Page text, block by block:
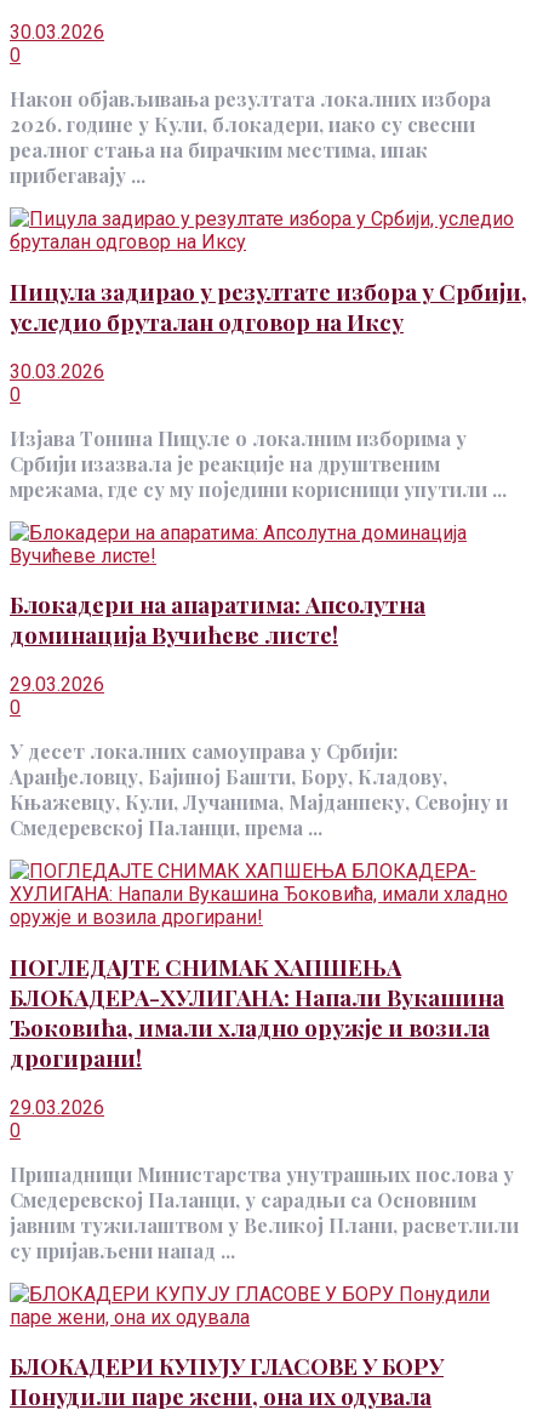
30.03.2026
0
Након објављивања резултата локалних избора
2026. године у Кули, блокадери, иако су свесни
реалног стања на бирачким местима, ипак
прибегавају ...
Пицула задирао у резултате избора у Србији,
уследио бруталан одговор на Иксу
30.03.2026
0
Изјава Тонина Пицуле о локалним изборима у
Србији изазвала је реакције на друштвеним
мрежама, где су му поједини корисници упутили ...
Блокадери на апаратима: Апсолутна
доминација Вучићеве листе!
29.03.2026
0
У десет локалних самоуправа у Србији:
Аранђеловцу, Бајиној Башти, Бору, Кладову,
Књажевцу, Кули, Лучанима, Мајданпеку, Севојну и
Смедеревској Паланци, према ...
ПОГЛЕДАЈТЕ СНИМАК ХАПШЕЊА
БЛОКАДЕРА-ХУЛИГАНА: Напали Вукашина
Ђоковића, имали хладно оружје и возила
дрогирани!
29.03.2026
0
Припадници Министарства унутрашњих послова у
Смедеревској Паланци, у сарадњи са Основним
јавним тужилаштвом у Великој Плани, расветлили
су пријављени напад ...
БЛОКАДЕРИ КУПУЈУ ГЛАСОВЕ У БОРУ
Понудили паре жени, она их одувала